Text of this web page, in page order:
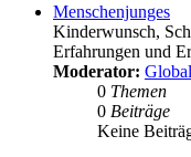
Menschenjunges
Kinderwunsch,
Erfahrungen und
Moderator:
0 Themen
0 Beiträge
Keine